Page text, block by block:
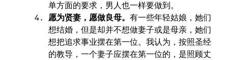
单方面的要求，男人也一样要做到。
愿为贤妻，愿做良母。 有一些年轻姑娘，她们
想结婚，但是却并不想做妻子或是母亲，她们
想把追求事业摆在第一位。我认为，按照圣经
的教导，一个妻子应摆在第一位的，是照顾丈